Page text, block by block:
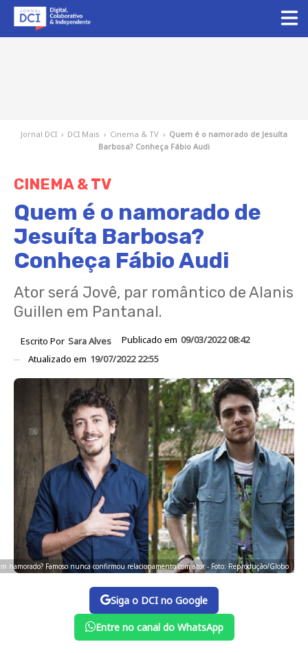
Jornal DCI › DCI Mais › Cinema & TV › Quem é o namorado de Jesuíta
Barbosa? Conheça Fábio Audi
CINEMA & TV
Quem é o namorado de
Jesuíta Barbosa?
Conheça Fábio Audi
Ator será Jovê, par romântico de Alanis
Guillen em Pantanal.
Escrito Por Sara Alves Publicado em 09/03/2022 08:42
Atualizado em 19/07/2022 22:55
namorado? Famoso nunca confirmou relacionamento com ator - Foto: Reprodução/Globo
Siga o DCI no Google
Entre no canal do WhatsApp